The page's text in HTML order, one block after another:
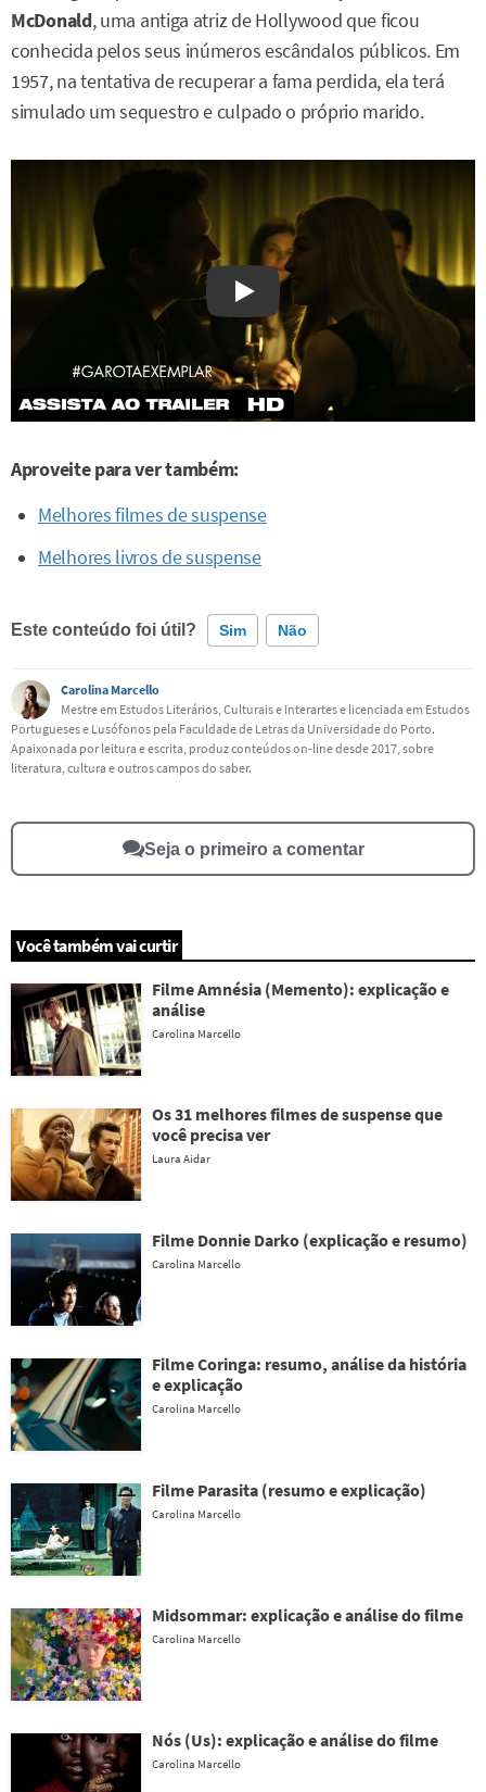
McDonald, uma antiga atriz de Hollywood que ficou
conhecida pelos seus inúmeros escândalos públicos. Em
1957, na tentativa de recuperar a fama perdida, ela terá
simulado um sequestro e culpado o próprio marido.
Watch on YouTube
Aproveite para ver também:
Melhores filmes de suspense
Melhores livros de suspense
Este conteúdo foi útil? Sim Não
Este conteúdo contém informação incorreta
Este conteúdo não tem a informação que procuro
Carolina Marcello
Mestre em Estudos Literários, Culturais e Interartes e licenciada em Estudos
Portugueses e Lusófonos pela Faculdade de Letras da Universidade do Porto.
Apaixonada por leitura e escrita, produz conteúdos on-line desde 2017, sobre
literatura, cultura e outros campos do saber.
Seja o primeiro a comentar
Você também vai curtir
Filme Amnésia (Memento): explicação e
análise
Carolina Marcello
Os 31 melhores filmes de suspense que
você precisa ver
Laura Aidar
Filme Donnie Darko (explicação e resumo)
Carolina Marcello
Filme Coringa: resumo, análise da história
e explicação
Carolina Marcello
Filme Parasita (resumo e explicação)
Carolina Marcello
Midsommar: explicação e análise do filme
Carolina Marcello
Nós (Us): explicação e análise do filme
Carolina Marcello